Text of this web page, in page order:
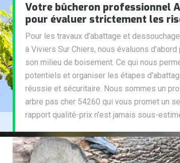
Votre bûcheron professionnel
pour évaluer strictement les
Pour les travaux d’abattage et
à Viviers Sur Chiers, nous évaluons
son milieu de boisement. Ce qui nous
potentiels et organiser les étapes
réussie et sécuritaire. Nous sommes un
arbre pas cher 54260 qui vous promet un
rapport qualité-prix n’est jamais sous-